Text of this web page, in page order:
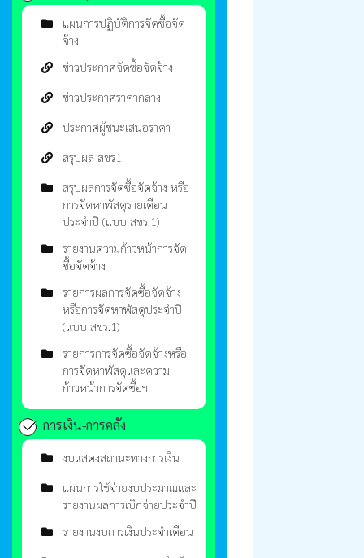
แผนการปฏิบัติการจัดซื้อจัด
จ้าง
ข่าวประกาศจัดซื้อจัดจ้าง
ข่าวประกาศราคากลาง
ประกาศผู้ชนะเสนอราคา
สรุปผล สขร1
สรุปผลการจัดซื้อจัดจ้าง หรือ
การจัดหาพัสดุรายเดือน
ประจำปี (แบบ สขร.1)
รายงานความก้าวหน้าการจัด
ซื้อจัดจ้าง
รายการผลการจัดซื้อจัดจ้าง
หรือการจัดหาพัสดุประจำปี
(แบบ สขร.1)
รายการการจัดซื้อจัดจ้างหรือ
การจัดหาพัสดุและความ
ก้าวหน้าการจัดซื้อฯ
การเงิน-การคลัง
งบแสดงสถานะทางการเงิน
แผนการใช้จ่ายงบประมาณและ
รายงานผลการเบิกจ่ายประจำปี
รายงานงบการเงินประจำเดือน